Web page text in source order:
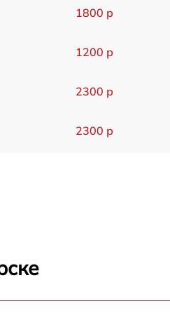
1800 р
1200 р
2300 р
2300 р